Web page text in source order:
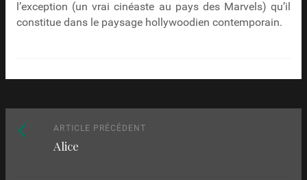
l’exception (un vrai cinéaste au pays des Marvels) qu’il
constitue dans le paysage hollywoodien contemporain.
Naviguez
parmi
ARTICLE PRÉCÉDENT
Alice